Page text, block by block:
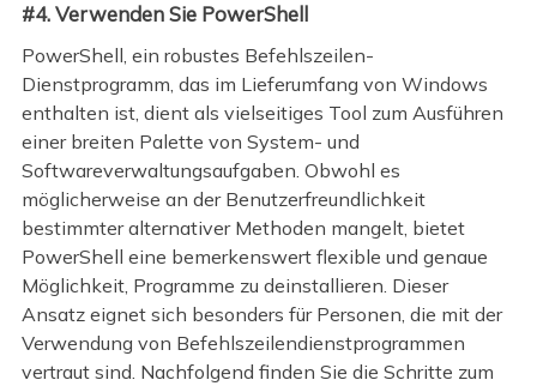
#4. Verwenden Sie PowerShell
PowerShell, ein robustes Befehlszeilen-
Dienstprogramm, das im Lieferumfang von Windows
enthalten ist, dient als vielseitiges Tool zum Ausführen
einer breiten Palette von System- und
Softwareverwaltungsaufgaben. Obwohl es
möglicherweise an der Benutzerfreundlichkeit
bestimmter alternativer Methoden mangelt, bietet
PowerShell eine bemerkenswert flexible und genaue
Möglichkeit, Programme zu deinstallieren. Dieser
Ansatz eignet sich besonders für Personen, die mit der
Verwendung von Befehlszeilendienstprogrammen
vertraut sind. Nachfolgend finden Sie die Schritte zum